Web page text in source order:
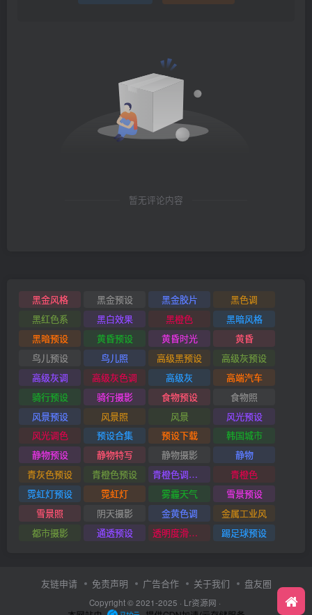
暂无评论内容
黑金风格 黑金预设 黑金胶片
黑色调
黑红色系
黑白效果 黑橙色
黑暗风格
黑暗预设
黄昏预设 黄昏时光
黄昏
鸟儿预设
鸟儿照 高级黑预设
高级灰预设
高级灰调
高级灰色调 高级灰
高端汽车
骑行预设
骑行摄影 食物预设
食物照
风景预设
风景照 风景
风光预设
风光调色
预设合集 预设下载
韩国城市
静物预设
静物特写 静物摄影
静物
青灰色预设
青橙色预设 青橙色调预设
青橙色
霓虹灯预设
霓虹灯 雾霾天气
雪景预设
雪景照
阴天摄影 金黄色调
金属工业风
都市摄影
通透预设 透明度滑块插件 踢足球预设
友链申请 免责声明 广告合作 关于我们 盘友圈
Copyright © 2021-2025 · Lr资源网 ·